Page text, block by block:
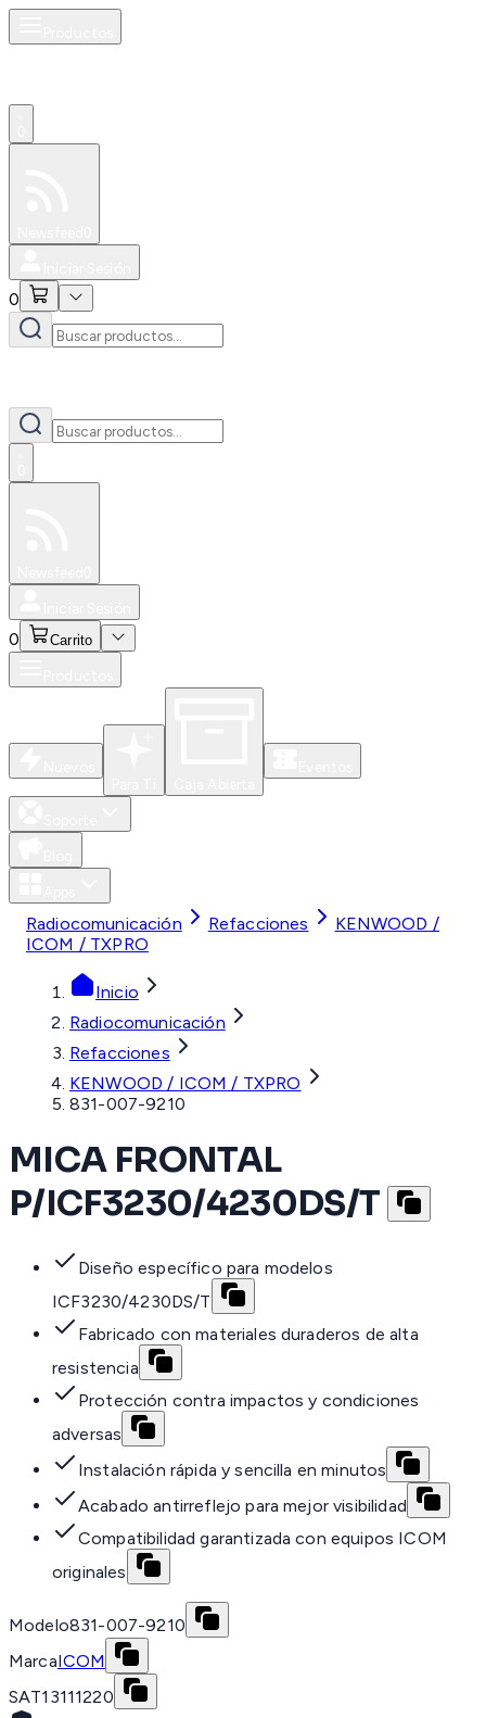
0
0 Carrito
Radiocomunicación Refacciones
KENWOOD /
ICOM / TXPRO
Inicio
Radiocomunicación
Refacciones
KENWOOD / ICOM / TXPRO
831-007-9210
MICA FRONTAL
P/ICF3230/4230DS/T
Diseño específico para modelos
ICF3230/4230DS/T
Fabricado con materiales duraderos de alta
resistencia
Protección contra impactos y condiciones
adversas
Instalación rápida y sencilla en minutos
Acabado antirreflejo para mejor visibilidad
Compatibilidad garantizada con equipos ICOM
originales
Modelo831-007-9210
MarcaICOM
SAT13111220